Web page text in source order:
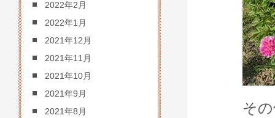
そ
2022年2月
2022年1月
2021年12月
2021年11月
2021年10月
2021年9月
2021年8月